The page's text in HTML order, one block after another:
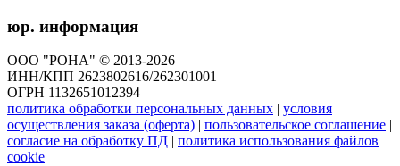
юр. информация
ООО "РОНА" © 2013-2026
ИНН/КПП 2623802616/262301001
ОГРН 1132651012394
политика обработки персональных данных | условия
осуществления заказа (оферта) | пользовательское соглашение |
согласие на обработку ПД | политика использования файлов
cookie